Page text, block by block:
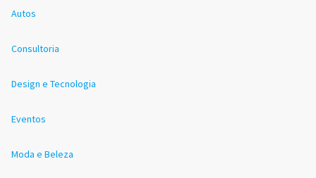
Autos
Consultoria
Design e Tecnologia
Eventos
Moda e Beleza